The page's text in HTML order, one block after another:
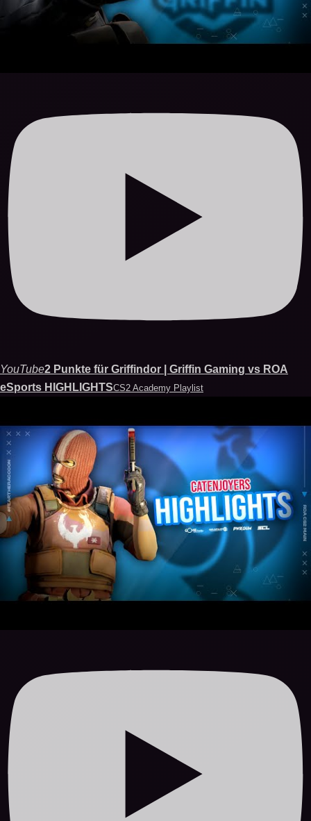
YouTube2 Punkte für Griffindor | Griffin Gaming vs ROA
eSports HIGHLIGHTSCS2 Academy Playlist